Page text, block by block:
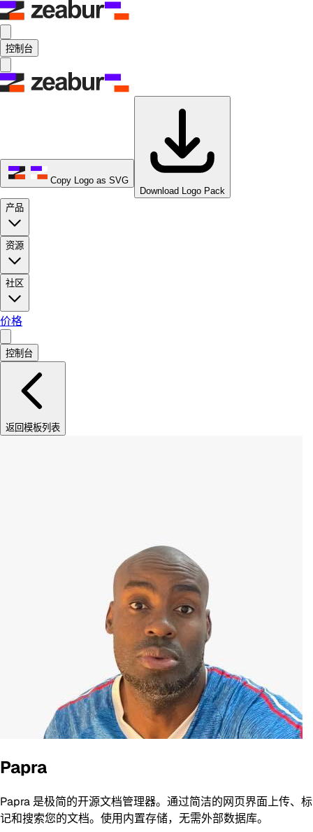
控制台
Copy Logo as SVG
Download Logo Pack
产品
资源
社区
价格
控制台
返回模板列表
Papra
Papra 是极简的开源文档管理器。通过简洁的网页界面上传、标
记和搜索您的文档。使用内置存储，无需外部数据库。